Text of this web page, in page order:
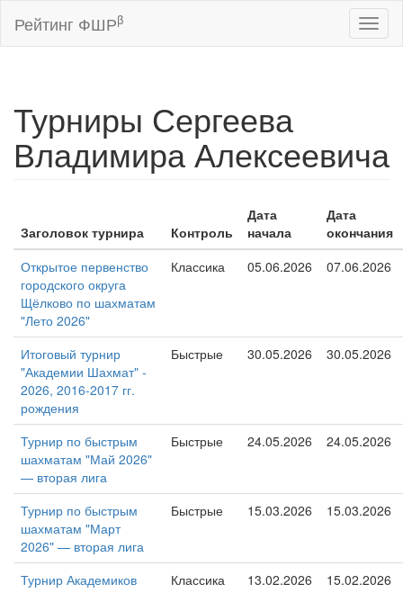
Рейтинг ФШРβ
Турниры Сергеева
Владимира Алексеевича
Заголовок турнира Контроль
Дата
начала
Дата
окончания
Открытое первенство
городского округа
Щёлково по шахматам
"Лето 2026"
Классика 05.06.2026 07.06.2026
Итоговый турнир
"Академии Шахмат" -
2026, 2016-2017 гг.
рождения
Быстрые 30.05.2026 30.05.2026
Турнир по быстрым
шахматам "Май 2026"
— вторая лига
Быстрые 24.05.2026 24.05.2026
Турнир по быстрым
шахматам "Март
2026" — вторая лига
Быстрые 15.03.2026 15.03.2026
Турнир Академиков Классика 13.02.2026 15.02.2026